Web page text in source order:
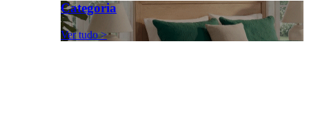
Categoria
Ver tudo >